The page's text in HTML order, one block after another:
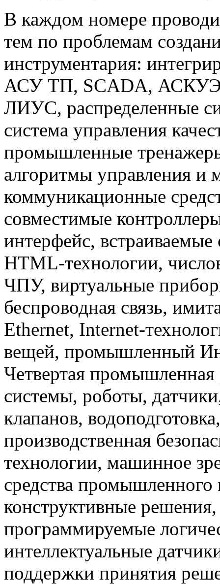
В каждом номере
тем по проблемам
инструментария:
АСУ ТП, SCADA,
ЛИУС, распределенные
система управления
промышленные
алгоритмы управления и
коммуникационные
совместимые
интерфейс,
HTML-технологии,
ЧПУ, виртуальные
беспроводная связь,
Ethernet, Internet-
вещей, промышленный
Четвертая
системы, роботы,
клапанов,
производственная
технологии, машинное
средства
конструктивные
программируемые
интеллектуальные
поддержки принятия